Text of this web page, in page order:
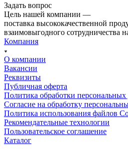
Задать вопрос
Цель нашей компании —
поставка высококачественной
взаимовыгодного сотрудничества
Компания
О компании
Вакансии
Реквизиты
Публичная оферта
Политика обработки
Cогласие на обработку
Политика использования файлов
Рекомендательные технологии
Пользовательское соглашение
Каталог